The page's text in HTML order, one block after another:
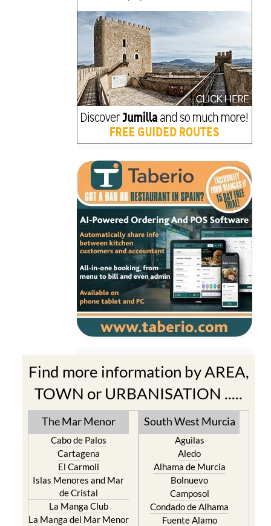
Find more information by AREA,
TOWN or URBANISATION .....
The Mar Menor
Cabo de Palos
Cartagena
El Carmoli
Islas Menores and Mar
de Cristal
La Manga Club
La Manga del Mar Menor
South West Murcia
Aguilas
Aledo
Alhama de Murcia
Bolnuevo
Camposol
Condado de Alhama
Fuente Alamo